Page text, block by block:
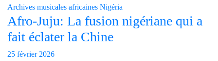
Archives musicales africaines Nigéria
Afro-Juju: La fusion nigériane qui a
fait éclater la Chine
25 février 2026